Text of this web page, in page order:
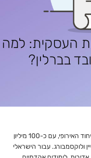
העסקית: למה
בברלין?
גרמנית היא שפת האם המדוברת ביותר באיחוד האירופי, עם כ-100 מיליון
ולוקסמבורג. עבור הישראלי